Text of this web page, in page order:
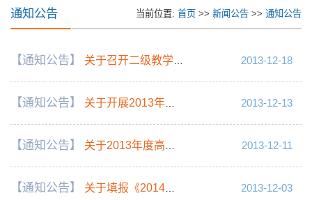
通知公告 当前位置: 首页 >> 新闻公告 >> 通知公告
【通知公告】 关于召开二级教学科研单位岗位津贴分配工作培训会议的通知 2013-12-18
【通知公告】 关于开展2013年年度考核工作的通知 2013-12-13
【通知公告】 关于2013年度高级工、中级工技能岗位考试安排的通知 2013-12-11
【通知公告】 关于填报《2014年中南大学非事业编制人员聘用情况登记表》的通知 2013-12-03